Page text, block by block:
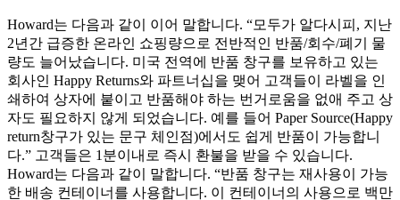
Howard는 다음과 같이 이어 말합니다. “모두가 알다시피, 지난
2년간 급증한 온라인 쇼핑량으로 전반적인 반품/회수/폐기 물
량도 늘어났습니다. 미국 전역에 반품 창구를 보유하고 있는
회사인 Happy Returns와 파트너십을 맺어 고객들이 라벨을 인
쇄하여 상자에 붙이고 반품해야 하는 번거로움을 없애 주고 상
자도 필요하지 않게 되었습니다. 예를 들어 Paper Source(Happy
return창구가 있는 문구 체인점)에서도 쉽게 반품이 가능합니
다.” 고객들은 1분이내로 즉시 환불을 받을 수 있습니다.
Howard는 다음과 같이 말합니다. “반품 창구는 재사용이 가능
한 배송 컨테이너를 사용합니다. 이 컨테이너의 사용으로 백만